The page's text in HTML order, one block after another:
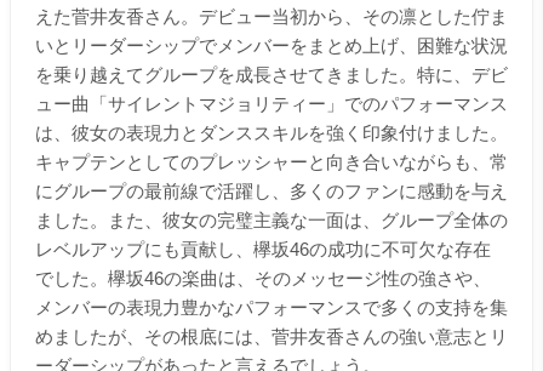
えた菅井友香さん。デビュー当初から、その凛とした佇ま
いとリーダーシップでメンバーをまとめ上げ、困難な状況
を乗り越えてグループを成長させてきました。特に、デビ
ュー曲「サイレントマジョリティー」でのパフォーマンス
は、彼女の表現力とダンススキルを強く印象付けました。
キャプテンとしてのプレッシャーと向き合いながらも、常
にグループの最前線で活躍し、多くのファンに感動を与え
ました。また、彼女の完璧主義な一面は、グループ全体の
レベルアップにも貢献し、欅坂46の成功に不可欠な存在
でした。欅坂46の楽曲は、そのメッセージ性の強さや、
メンバーの表現力豊かなパフォーマンスで多くの支持を集
めましたが、その根底には、菅井友香さんの強い意志とリ
ーダーシップがあったと言えるでしょう。